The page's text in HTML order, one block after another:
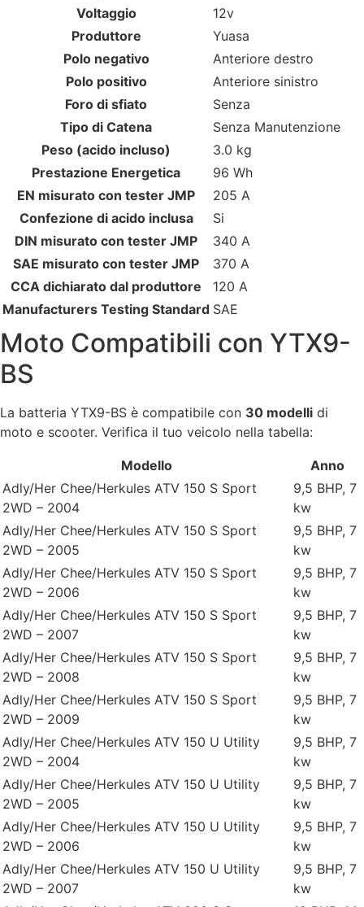
Voltaggio
12v
Produttore
Yuasa
Polo negativo
Anteriore destro
Polo positivo
Anteriore sinistro
Foro di sfiato
Senza
Tipo di Catena
Senza Manutenzione
Peso (acido incluso)
3.0 kg
Prestazione Energetica
96 Wh
EN misurato con tester JMP
205 A
Confezione di acido inclusa
Si
DIN misurato con tester JMP
340 A
SAE misurato con tester JMP
370 A
CCA dichiarato dal produttore
120 A
Manufacturers Testing Standard SAE
Moto Compatibili con YTX9-
BS
La batteria YTX9-BS è compatibile con 30 modelli di
moto e scooter. Verifica il tuo veicolo nella tabella:
Modello
Anno
Adly/Her Chee/Herkules ATV 150 S Sport
2WD – 2004
9,5 BHP, 7
kw
Adly/Her Chee/Herkules ATV 150 S Sport
2WD – 2005
9,5 BHP, 7
kw
Adly/Her Chee/Herkules ATV 150 S Sport
2WD – 2006
9,5 BHP, 7
kw
Adly/Her Chee/Herkules ATV 150 S Sport
2WD – 2007
9,5 BHP, 7
kw
Adly/Her Chee/Herkules ATV 150 S Sport
2WD – 2008
9,5 BHP, 7
kw
Adly/Her Chee/Herkules ATV 150 S Sport
2WD – 2009
9,5 BHP, 7
kw
Adly/Her Chee/Herkules ATV 150 U Utility
2WD – 2004
9,5 BHP, 7
kw
Adly/Her Chee/Herkules ATV 150 U Utility
2WD – 2005
9,5 BHP, 7
kw
Adly/Her Chee/Herkules ATV 150 U Utility
2WD – 2006
9,5 BHP, 7
kw
Adly/Her Chee/Herkules ATV 150 U Utility
2WD – 2007
9,5 BHP, 7
kw